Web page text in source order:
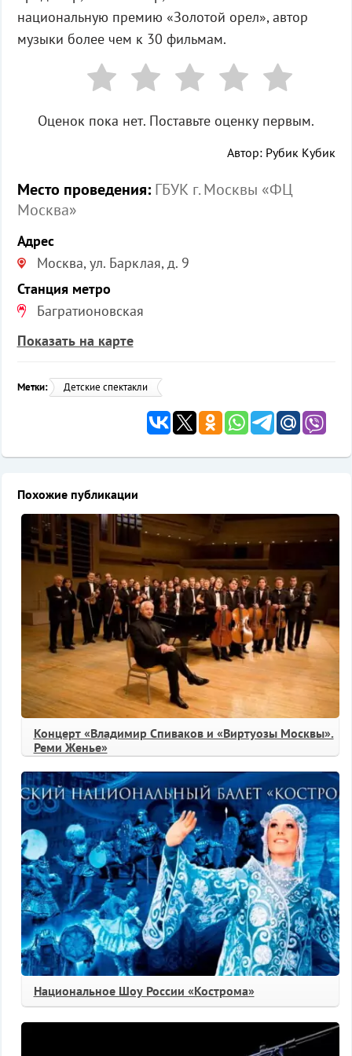
национальную премию «Золотой орел», автор
музыки более чем к 30 фильмам.
Оценок пока нет. Поставьте оценку первым.
Автор: Рубик Кубик
Место проведения:ГБУК г. Москвы «ФЦ
Москва»
Адрес
Москва, ул. Барклая, д. 9
Станция метро
Багратионовская
Показать на карте
Метки: Детские спектакли
Похожие публикации
Концерт «Владимир Спиваков и «Виртуозы Москвы».
Реми Женье»
Национальное Шоу России «Кострома»